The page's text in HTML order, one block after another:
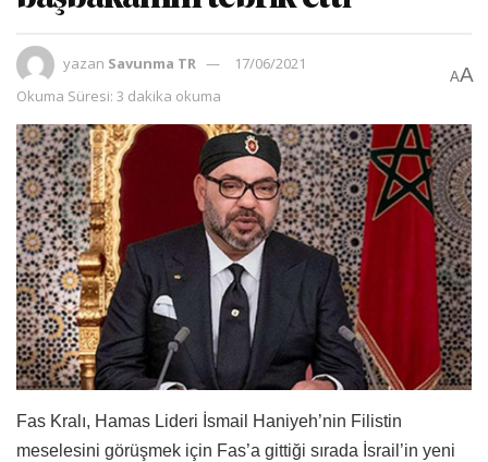
yazan Savunma TR
17/06/2021
Okuma Süresi: 3 dakika okuma
AA
Fas Kralı, Hamas Lideri İsmail Haniyeh’nin Filistin
meselesini görüşmek için Fas’a gittiği sırada İsrail’in yeni